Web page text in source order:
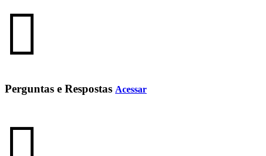
Perguntas e Respostas Acessar